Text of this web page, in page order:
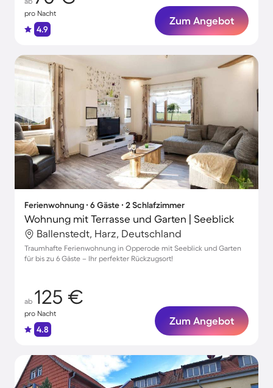
pro Nacht
4.9
Zum Angebot
Ferienwohnung ∙ 6 Gäste ∙ 2 Schlafzimmer
Wohnung mit Terrasse und Garten | Seeblick
Ballenstedt, Harz, Deutschland
Traumhafte Ferienwohnung in Opperode mit Seeblick und Garten
für bis zu 6 Gäste – Ihr perfekter Rückzugsort!
ab 125 €
pro Nacht
4.8
Zum Angebot